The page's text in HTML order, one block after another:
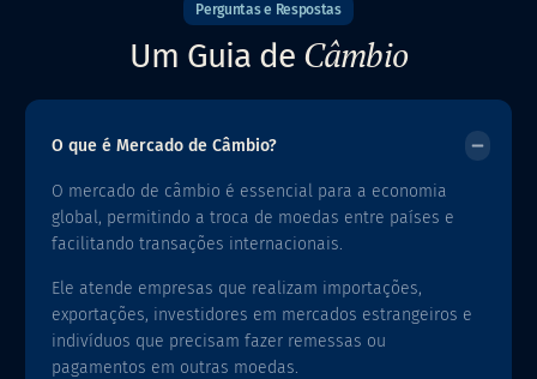
Perguntas e Respostas
Um Guia de Câmbio
O que é Mercado de Câmbio?
O mercado de câmbio é essencial paraa economia
global, permitindo a troca de moedas entre países e
facilitando transações internacionais.
Ele atende empresas que realizam importações,
exportações, investidores em mercados estrangeiros e
indivíduos que precisam fazer remessas ou
pagamentos em outras moedas.